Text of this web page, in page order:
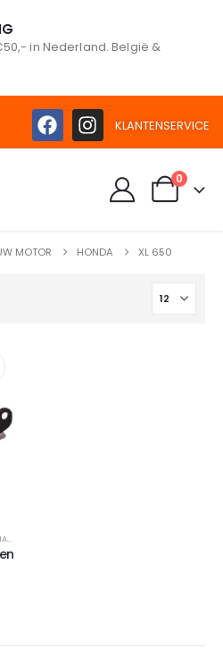
in Nederland. België &
KLANTENSERVICE
0
MOTOR HONDA XL 650